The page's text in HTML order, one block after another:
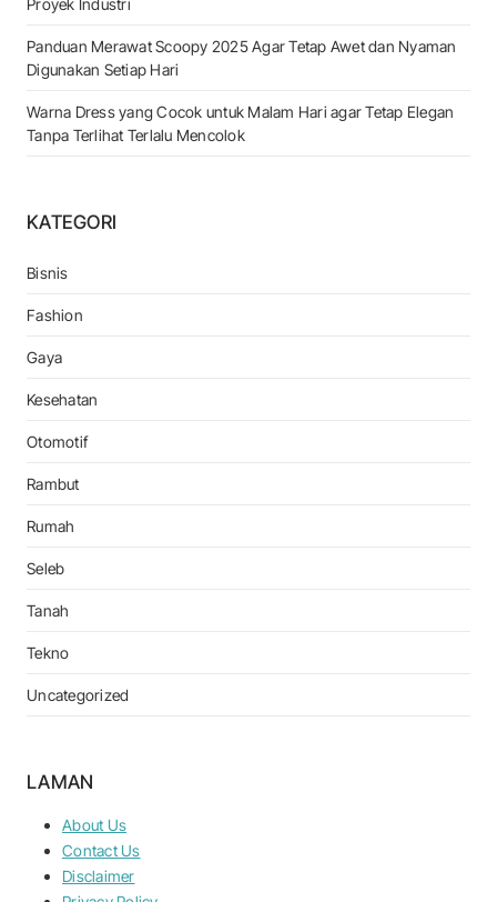
Proyek Industri
Panduan Merawat Scoopy 2025 Agar Tetap Awet dan Nyaman
Digunakan Setiap Hari
Warna Dress yang Cocok untuk Malam Hari agar Tetap Elegan
Tanpa Terlihat Terlalu Mencolok
KATEGORI
Bisnis
Fashion
Gaya
Kesehatan
Otomotif
Rambut
Rumah
Seleb
Tanah
Tekno
Uncategorized
LAMAN
About Us
Contact Us
Disclaimer